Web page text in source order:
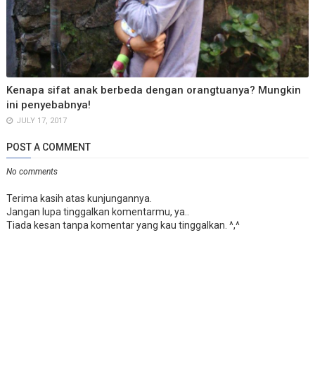
Kenapa sifat anak berbeda dengan orangtuanya? Mungkin
ini penyebabnya!
JULY 17, 2017
POST A COMMENT
No comments
Terima kasih atas kunjungannya.
Jangan lupa tinggalkan komentarmu, ya..
Tiada kesan tanpa komentar yang kau tinggalkan. ^,^